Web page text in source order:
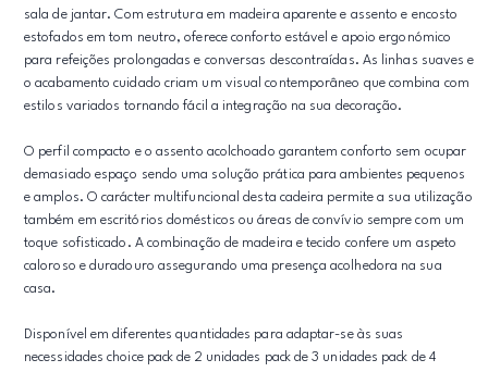
sala de jantar. Com estrutura em madeira aparente e assento e encosto
estofados em tom neutro, oferece conforto estável e apoio ergonómico
para refeições prolongadas e conversas descontraídas. As linhas suaves e
o acabamento cuidado criam um visual contemporâneo que combina com
estilos variados tornando fácil a integração na sua decoração.
O perfil compacto e o assento acolchoado garantem conforto sem ocupar
demasiado espaço sendo uma solução prática para ambientes pequenos
e amplos. O carácter multifuncional desta cadeira permite a sua utilização
também em escritórios domésticos ou áreas de convívio sempre com um
toque sofisticado. A combinação de madeira e tecido confere um aspeto
caloroso e duradouro assegurando uma presença acolhedora na sua
casa.
Disponível em diferentes quantidades para adaptar-se às suas
necessidades choice pack de 2 unidades pack de 3 unidades pack de 4